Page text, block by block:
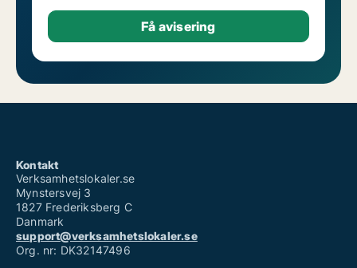
Kontakt
Verksamhetslokaler.se
Mynstersvej 3
1827 Frederiksberg C
Danmark
support@verksamhetslokaler.se
Org. nr: DK32147496